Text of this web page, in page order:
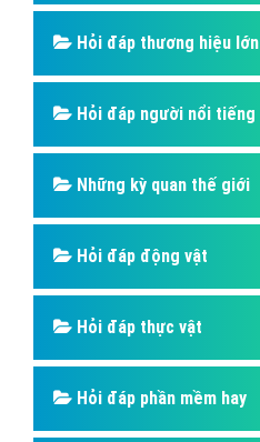
Hỏi đáp thương hiệu lớn
Hỏi đáp người nổi tiếng
Những kỳ quan thế giới
Hỏi đáp động vật
Hỏi đáp thực vật
Hỏi đáp phần mềm hay